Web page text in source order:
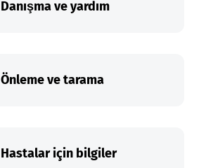
Danışma ve yardım
Önleme ve tarama
Hastalar için bilgiler